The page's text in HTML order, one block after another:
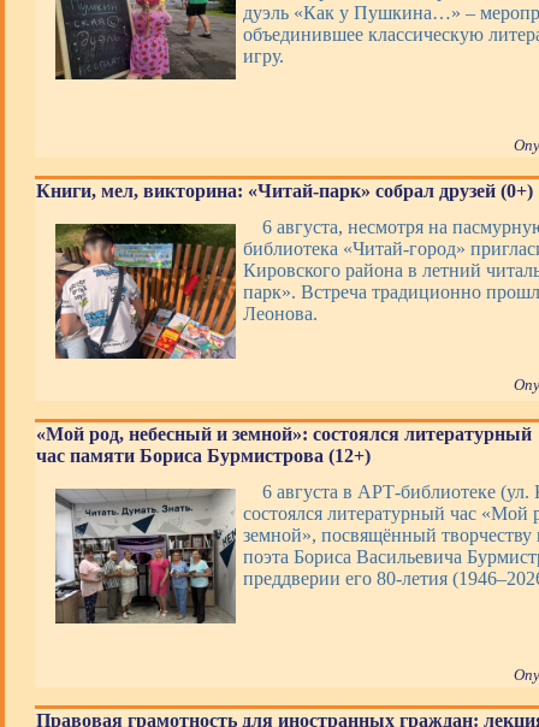
дуэль «Как у Пушкина…» –
объединившее классическую
игру.
Книги, мел, викторина: «Читай-парк» собрал друзей (0+)
6 августа, несмотря на
библиотека «Читай-город»
Кировского района в летний
парк». Встреча традиционно
Леонова.
«Мой род, небесный и земной»: состоялся литературный
час памяти Бориса Бурмистрова (12+)
6 августа в АРТ-библиотеке (ул.
состоялся литературный час «Мой
земной», посвящённый творчеству
поэта Бориса Васильевича
преддверии его 80-летия
Правовая грамотность для иностранных граждан: